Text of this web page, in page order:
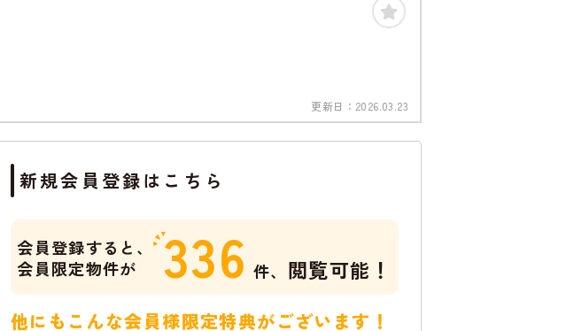
更新日： 2026.03.23
新規会員登録はこちら
会員登録すると、
会員限定物件が
336 件、 閲覧可能！
他にもこんな会員様限定特典がございます！